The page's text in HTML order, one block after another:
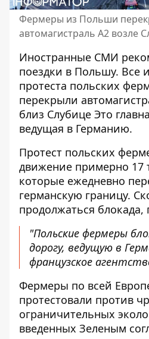
Фермеры из Польши
автомагистраль А2 возле
Иностранные СМИ
поездки в Польшу. Все
протеста польских
перекрыли
близ Слубице Это
ведущая в Германию.
Протест польских
движение примерно 17
которые ежедневно
германскую границу.
продолжаться блокада,
"Польские фермеры
дорогу, ведущую в
французское
Фермеры по всей
протестовали против
ограничительных
введенных Зеленым